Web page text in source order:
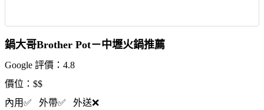
鍋大哥Brother Pot－中壢火鍋推薦
Google 評價：4.8
價位：$$
內用✅ 外帶✅ 外送❌